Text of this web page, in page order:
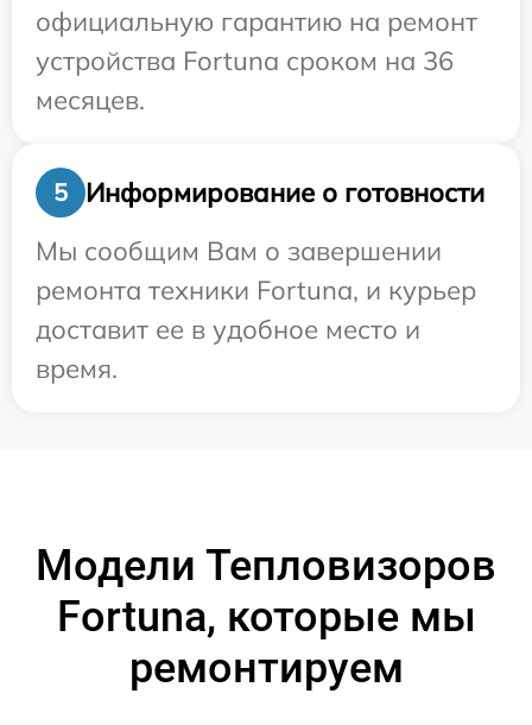
официальную гарантию на ремонт
устройства Fortuna сроком на 36
месяцев.
5
Информирование о готовности
Мы сообщим Вам о завершении
ремонта техники Fortuna, и курьер
доставит ее в удобное место и
время.
Модели Тепловизоров
Fortuna, которые мы
ремонтируем